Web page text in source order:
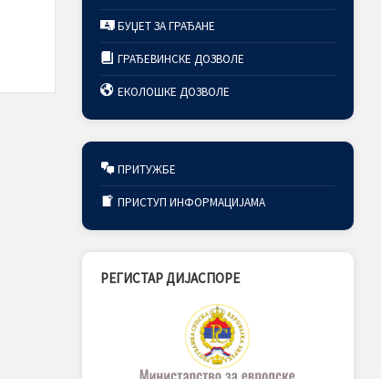
БУЏЕТ ЗА ГРАЂАНЕ
ГРАЂЕВИНСКЕ ДОЗВОЛЕ
ЕКОЛОШКЕ ДОЗВОЛЕ
ПРИТУЖБЕ
ПРИСТУП ИНФОРМАЦИЈАМА
РЕГИСТАР ДИЈАСПОРЕ